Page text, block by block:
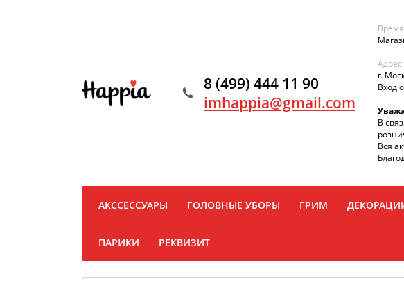
8 (499) 444 11 90
imhappia@gmail.com
Адрес:
г.
Вход
В
Вся
АКССЕССУАРЫ ГОЛОВНЫЕ УБОРЫ ГРИМ
ПАРИКИ РЕКВИЗИТ